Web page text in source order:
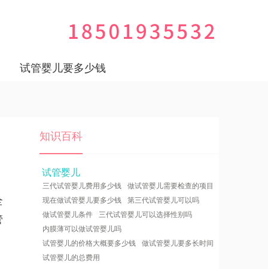
试管婴儿要多少钱
知识百科
试管婴儿
三代试管婴儿费用多少钱
做试管婴儿需要检查的项目
现在做试管婴儿要多少钱
第三代试管婴儿可以吗
做试管婴儿条件
三代试管婴儿可以选择性别吗
内膜薄可以做试管婴儿吗
试管婴儿的价格大概要多少钱
做试管婴儿要多长时间
试管婴儿的总费用